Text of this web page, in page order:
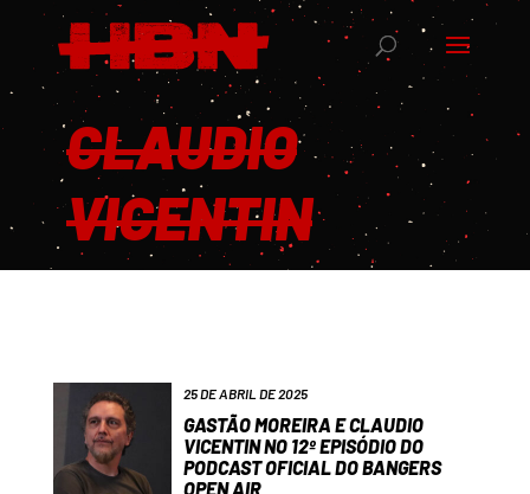
CLAUDIO
VICENTIN
25 DE ABRIL DE 2025
GASTÃO MOREIRA E CLAUDIO
VICENTIN NO 12º EPISÓDIO DO
PODCAST OFICIAL DO BANGERS
OPEN AIR